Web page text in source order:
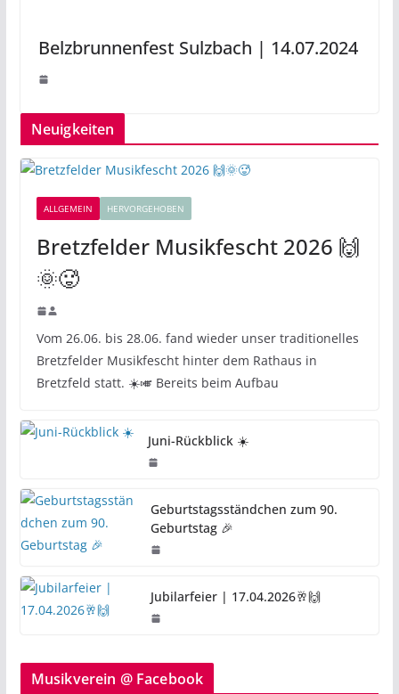
Belzbrunnenfest Sulzbach | 14.07.2024
Neuigkeiten
ALLGEMEIN HERVORGEHOBEN
Bretzfelder Musikfescht 2026 🙌
🌞🥵
Vom 26.06. bis 28.06. fand wieder unser traditionelles
Bretzfelder Musikfescht hinter dem Rathaus in
Bretzfeld statt. ☀️🎺 Bereits beim Aufbau
Juni-Rückblick ☀️
Geburtstagsständchen zum 90.
Geburtstag 🎉
Jubilarfeier | 17.04.2026🥂🙌
Musikverein @ Facebook